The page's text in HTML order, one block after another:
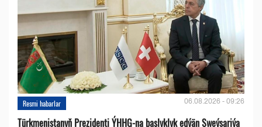
Resmi habarlar 06.08.2026 - 09:26
Türkmenistanyň Prezidenti ÝHHG-na başlyklyk edýän Şweýsariýa